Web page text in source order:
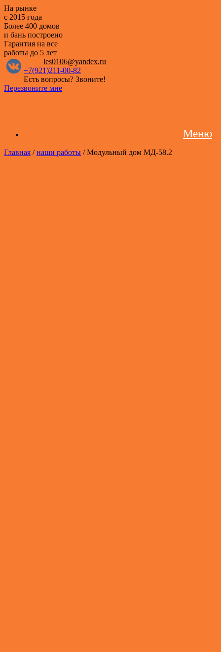
На рынке
с 2015 года
Более 400 домов
и бань построено
Гарантия на все
работы до 5 лет
les0106@yandex.ru
+7(921)211-00-82
Есть вопросы? Звоните!
Перезвоните мне
Меню
Главная /наши работы / Модульный дом МД-58.2